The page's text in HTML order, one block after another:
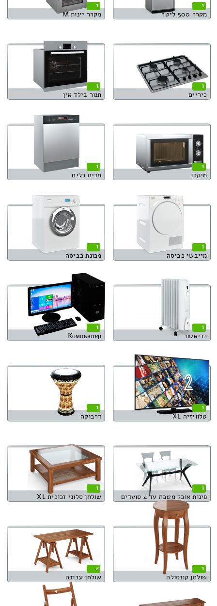
1
מקרר 500 ליטר
1
מקרר יינות M
1
כיריים
1
תנור בילד אין
1
מיקרו
1
מדיח כלים
1
מייבשי כביסה
1
מכונת כביסה
1
רדיאטור
1
Компьютер
1
טלוויזיה XL
1
דרבוקה
1
פינות אוכל מטבח עד 4 סועדים
1
שולחן סלוני זכוכית XL
1
שולחן קונסולה
2
שולחן עבודה